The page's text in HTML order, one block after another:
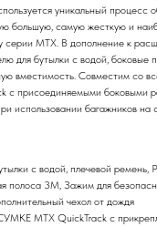
уникальный процесс
большую, самую жесткую и
серии MTX. В дополнение к
для бутылки с водой, боковые
вместимость. Совместим со
с присоединяемыми боковыми
использовании багажников на
с водой, плечевой ремень,
полоса 3M, Зажим для
чехол от дождя
MTX QuickTrack с